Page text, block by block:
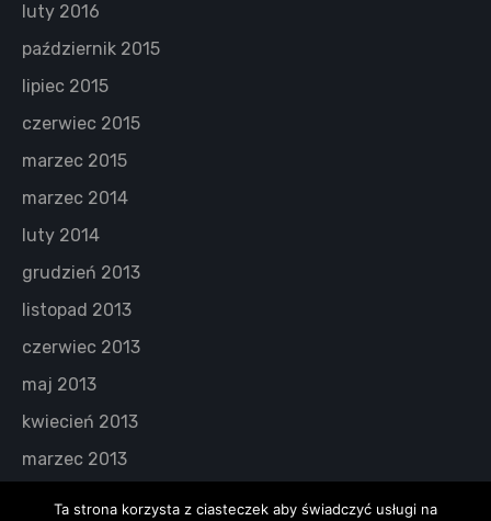
luty 2016
październik 2015
lipiec 2015
czerwiec 2015
marzec 2015
marzec 2014
luty 2014
grudzień 2013
listopad 2013
czerwiec 2013
maj 2013
kwiecień 2013
marzec 2013
Ta strona korzysta z ciasteczek aby świadczyć usługi na